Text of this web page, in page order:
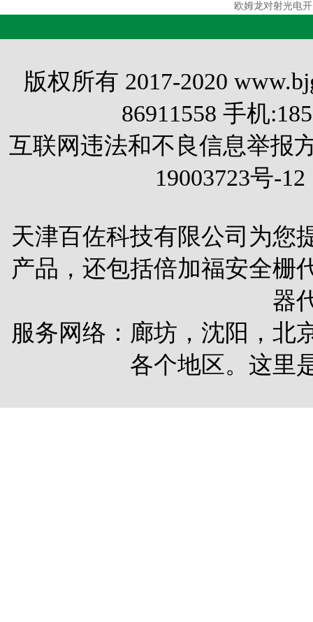
欧姆龙对射光电
版权所有 2017-2020
86911558 手机
互联网违法和不良信息举报
19003723号-12
天津百佐科技有限公司为您
产品，还包括倍加福安全栅
器
服务网络：廊坊，沈阳，北
各个地区。这里